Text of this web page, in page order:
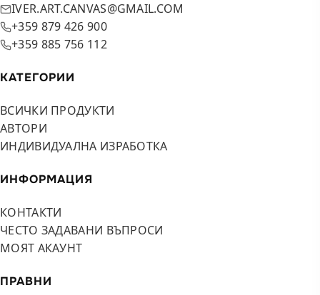
IVER.ART.CANVAS@GMAIL.COM
+359 879 426 900
+359 885 756 112
КАТЕГОРИИ
ВСИЧКИ ПРОДУКТИ
АВТОРИ
ИНДИВИДУАЛНА ИЗРАБОТКА
ИНФОРМАЦИЯ
КОНТАКТИ
ЧЕСТО ЗАДАВАНИ ВЪПРОСИ
МОЯТ АКАУНТ
ПРАВНИ